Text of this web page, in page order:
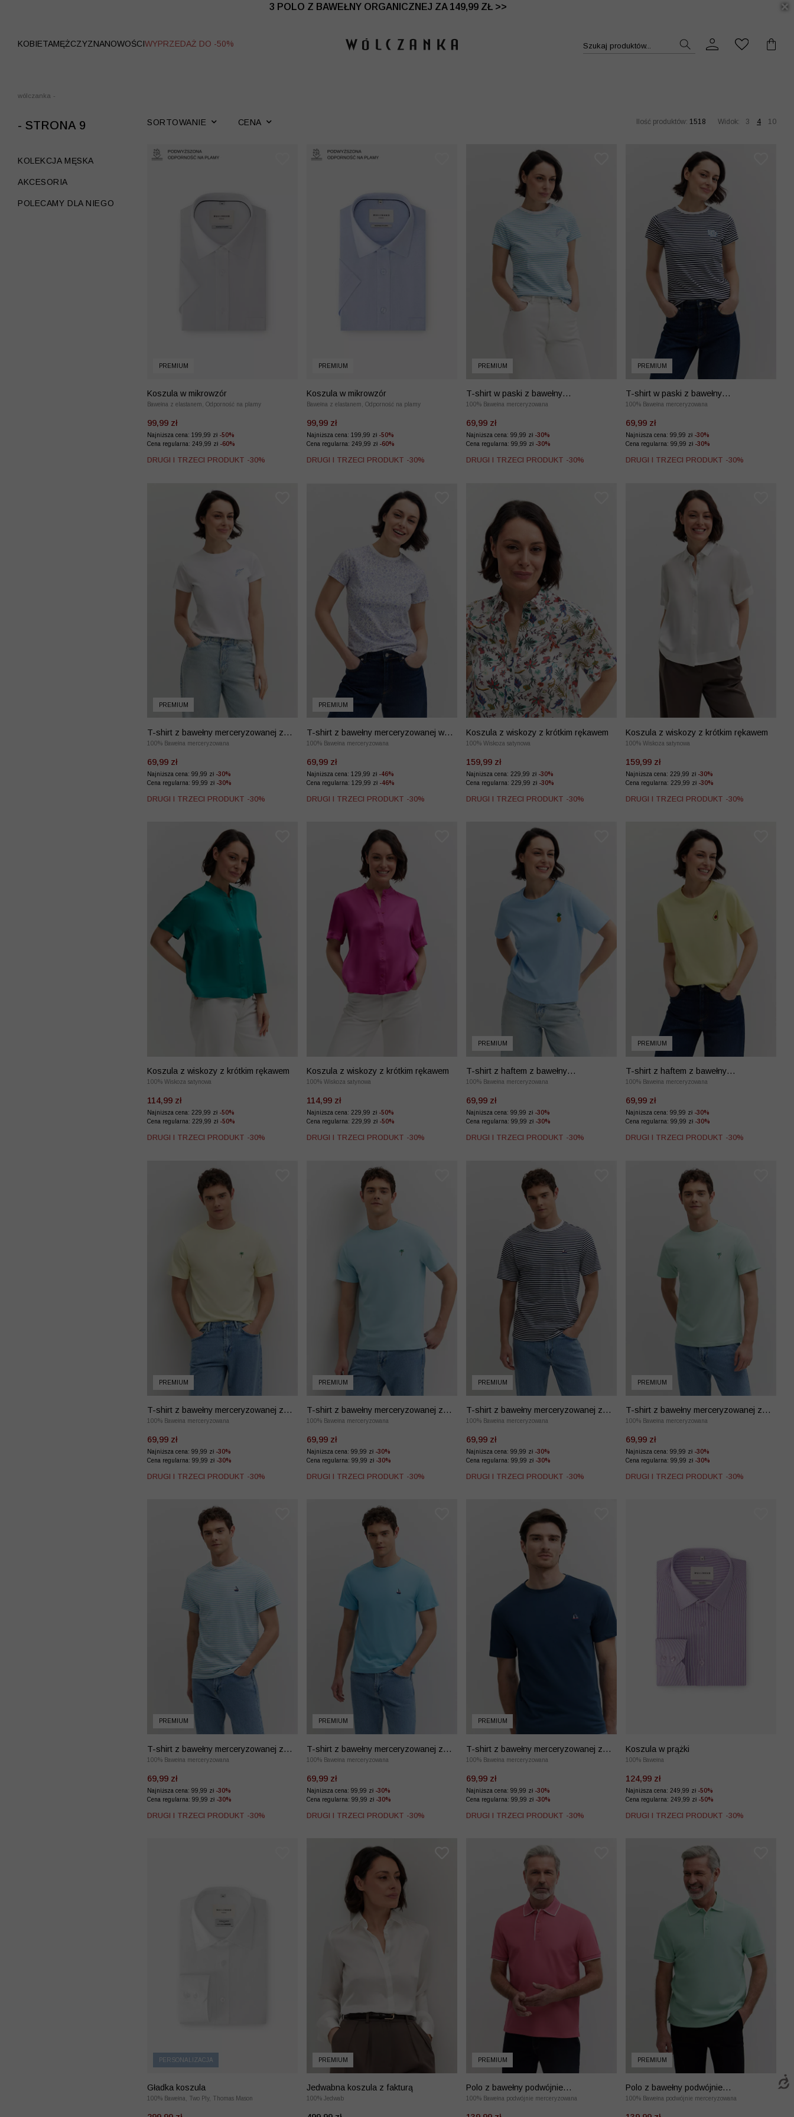
3 POLO Z BAWEŁNY ORGANICZNEJ ZA 149,99 ZŁ >>
WYPRZEDAŻ DO -50% | DODATKOWE -30% NA DRUGI I TRZECI PRODUKT >>
KOBIETAMĘŻCZYZNANOWOŚCIWYPRZEDAŻ DO -50% Szukaj produktów...
wólczanka -
- STRONA 9
KOLEKCJA MĘSKA
AKCESORIA
POLECAMY DLA NIEGO
SORTOWANIE CENA Ilość produktów: 1518 Widok: 3 4 10
PREMIUM
Koszula w mikrowzór
Bawełna z elastanem, Odporność na plamy
99,99 zł
Najniższa cena: 199,99 zł -50%
Cena regularna: 249,99 zł -60%
DRUGI I TRZECI PRODUKT -30%
PREMIUM
Koszula w mikrowzór
Bawełna z elastanem, Odporność na plamy
99,99 zł
Najniższa cena: 199,99 zł -50%
Cena regularna: 249,99 zł -60%
DRUGI I TRZECI PRODUKT -30%
PREMIUM
T-shirt w paski z bawełny
merceryzowanej z haftem
100% Bawełna merceryzowana
69,99 zł
Najniższa cena: 99,99 zł -30%
Cena regularna: 99,99 zł -30%
DRUGI I TRZECI PRODUKT -30%
PREMIUM
T-shirt w paski z bawełny
merceryzowanej z haftem
100% Bawełna merceryzowana
69,99 zł
Najniższa cena: 99,99 zł -30%
Cena regularna: 99,99 zł -30%
DRUGI I TRZECI PRODUKT -30%
PREMIUM
T-shirt z bawełny merceryzowanej z
haftem
100% Bawełna merceryzowana
69,99 zł
Najniższa cena: 99,99 zł -30%
Cena regularna: 99,99 zł -30%
DRUGI I TRZECI PRODUKT -30%
PREMIUM
T-shirt z bawełny merceryzowanej w
kwiaty
100% Bawełna merceryzowana
69,99 zł
Najniższa cena: 129,99 zł -46%
Cena regularna: 129,99 zł -46%
DRUGI I TRZECI PRODUKT -30%
Koszula z wiskozy z krótkim rękawem
100% Wiskoza satynowa
159,99 zł
Najniższa cena: 229,99 zł -30%
Cena regularna: 229,99 zł -30%
DRUGI I TRZECI PRODUKT -30%
Koszula z wiskozy z krótkim rękawem
100% Wiskoza satynowa
159,99 zł
Najniższa cena: 229,99 zł -30%
Cena regularna: 229,99 zł -30%
DRUGI I TRZECI PRODUKT -30%
Koszula z wiskozy z krótkim rękawem
100% Wiskoza satynowa
114,99 zł
Najniższa cena: 229,99 zł -50%
Cena regularna: 229,99 zł -50%
DRUGI I TRZECI PRODUKT -30%
Koszula z wiskozy z krótkim rękawem
100% Wiskoza satynowa
114,99 zł
Najniższa cena: 229,99 zł -50%
Cena regularna: 229,99 zł -50%
DRUGI I TRZECI PRODUKT -30%
PREMIUM
T-shirt z haftem z bawełny
merceryzowanej
100% Bawełna merceryzowana
69,99 zł
Najniższa cena: 99,99 zł -30%
Cena regularna: 99,99 zł -30%
DRUGI I TRZECI PRODUKT -30%
PREMIUM
T-shirt z haftem z bawełny
merceryzowanej
100% Bawełna merceryzowana
69,99 zł
Najniższa cena: 99,99 zł -30%
Cena regularna: 99,99 zł -30%
DRUGI I TRZECI PRODUKT -30%
PREMIUM
T-shirt z bawełny merceryzowanej z
haftem
100% Bawełna merceryzowana
69,99 zł
Najniższa cena: 99,99 zł -30%
Cena regularna: 99,99 zł -30%
DRUGI I TRZECI PRODUKT -30%
PREMIUM
T-shirt z bawełny merceryzowanej z
haftem
100% Bawełna merceryzowana
69,99 zł
Najniższa cena: 99,99 zł -30%
Cena regularna: 99,99 zł -30%
DRUGI I TRZECI PRODUKT -30%
PREMIUM
T-shirt z bawełny merceryzowanej z
haftem
100% Bawełna merceryzowana
69,99 zł
Najniższa cena: 99,99 zł -30%
Cena regularna: 99,99 zł -30%
DRUGI I TRZECI PRODUKT -30%
PREMIUM
T-shirt z bawełny merceryzowanej z
haftem
100% Bawełna merceryzowana
69,99 zł
Najniższa cena: 99,99 zł -30%
Cena regularna: 99,99 zł -30%
DRUGI I TRZECI PRODUKT -30%
PREMIUM
T-shirt z bawełny merceryzowanej z
haftem
100% Bawełna merceryzowana
69,99 zł
Najniższa cena: 99,99 zł -30%
Cena regularna: 99,99 zł -30%
DRUGI I TRZECI PRODUKT -30%
PREMIUM
T-shirt z bawełny merceryzowanej z
haftem
100% Bawełna merceryzowana
69,99 zł
Najniższa cena: 99,99 zł -30%
Cena regularna: 99,99 zł -30%
DRUGI I TRZECI PRODUKT -30%
PREMIUM
T-shirt z bawełny merceryzowanej z
haftem
100% Bawełna merceryzowana
69,99 zł
Najniższa cena: 99,99 zł -30%
Cena regularna: 99,99 zł -30%
DRUGI I TRZECI PRODUKT -30%
Koszula w prążki
100% Bawełna
124,99 zł
Najniższa cena: 249,99 zł -50%
Cena regularna: 249,99 zł -50%
DRUGI I TRZECI PRODUKT -30%
PERSONALIZACJA
Gładka koszula
100% Bawełna, Two Ply, Thomas Mason
PREMIUM
Jedwabna koszula z fakturą
100% Jedwab
PREMIUM
Polo z bawełny podwójnie
merceryzowanej z kontrastem
100% Bawełna podwójnie merceryzowana
PREMIUM
Polo z bawełny podwójnie
merceryzowanej z kontrastem
100% Bawełna podwójnie merceryzowana